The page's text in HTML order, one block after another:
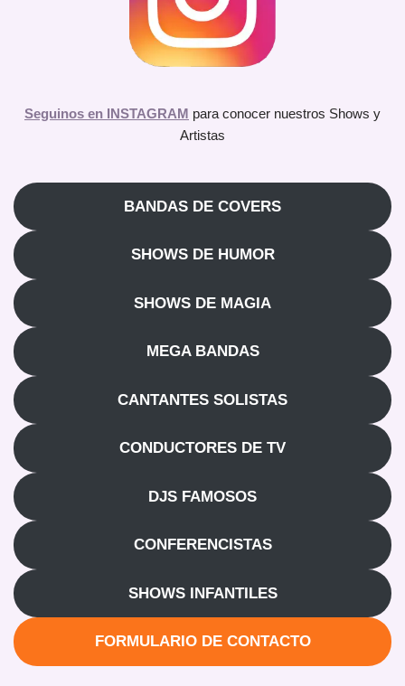
Seguinos en INSTAGRAM para conocer nuestros Shows y
Artistas
BANDAS DE COVERS
SHOWS DE HUMOR
SHOWS DE MAGIA
MEGA BANDAS
CANTANTES SOLISTAS
CONDUCTORES DE TV
DJS FAMOSOS
CONFERENCISTAS
SHOWS INFANTILES
FORMULARIO DE CONTACTO